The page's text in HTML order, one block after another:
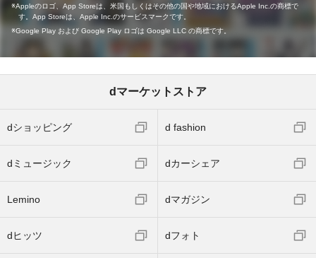
Appleのロゴ、App Storeは、米国もしくはその他の国や地域におけるApple Inc.の商標で
す。App Storeは、Apple Inc.のサービスマークです。
Google Play および Google Play ロゴは Google LLC の商標です。
dマーケットストア
dショッピング d fashion
dミュージック dカーシェア
Lemino dマガジン
dヒッツ dフォト